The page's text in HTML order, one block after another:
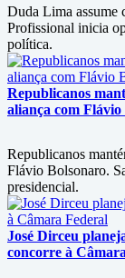
Duda Lima assume
Profissional inicia
política.
Republicanos
aliança com
Republicanos
Flávio Bolsonaro.
presidencial.
José Dirceu
concorre à